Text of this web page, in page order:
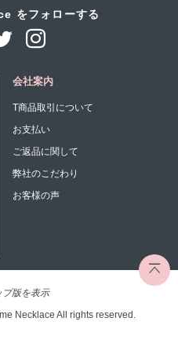
をフォローする
会社案内
T商品取引について
お支払い
ご返品に関して
弊社のこだわり
お客様の声
プ版を表示
Necklace All rights reserved.